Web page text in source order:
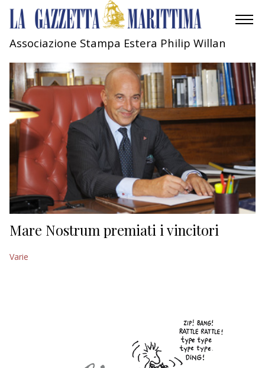
MOBILITÀ
INDUSTRIA
RICERCA
ECONOMIA
TURISMO
CULTURA
NAUTICA
Associazione Stampa Estera Philip Willan
Mare Nostrum premiati i vincitori
Varie